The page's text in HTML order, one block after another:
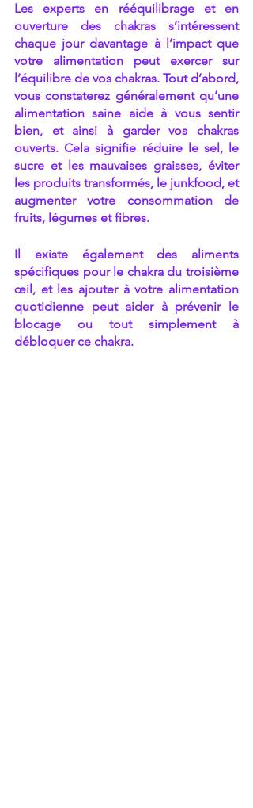
Les experts en rééquilibrage et en
ouverture des chakras s’intéressent
chaque jour davantage à l’impact que
votre alimentation peut exercer sur
l’équilibre de vos chakras. Tout d’abord,
vous constaterez généralement qu’une
alimentation saine aide à vous sentir
bien, et ainsi à garder vos chakras
ouverts. Cela signifie réduire le sel, le
sucre et les mauvaises graisses, éviter
les produits transformés, le junkfood, et
augmenter votre consommation de
fruits, légumes et fibres.
Il existe également des aliments
spécifiques pour le chakra du troisième
œil, et les ajouter à votre alimentation
quotidienne peut aider à prévenir le
blocage ou tout simplement à
débloquer ce chakra.